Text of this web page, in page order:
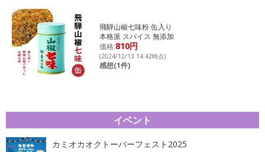
飛騨山椒七味粉 缶入り
本格派 スパイス 無添加
価格:810円
(2024/12/13 14:42時点)
感想(1件)
イベント
カミオカオクトーバーフェスト2025